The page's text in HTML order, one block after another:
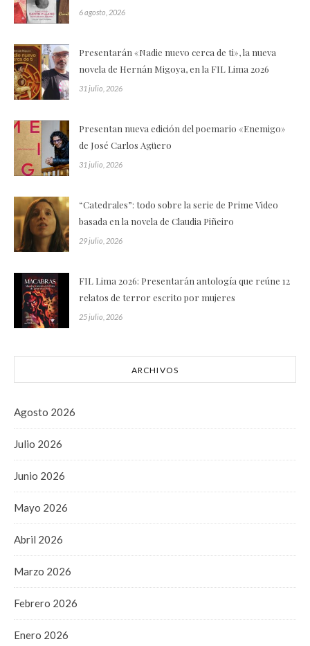
6 agosto, 2026
Presentarán «Nadie nuevo cerca de ti», la nueva
novela de Hernán Migoya, en la FIL Lima 2026
31 julio, 2026
Presentan nueva edición del poemario «Enemigo»
de José Carlos Agüero
31 julio, 2026
“Catedrales”: todo sobre la serie de Prime Video
basada en la novela de Claudia Piñeiro
29 julio, 2026
FIL Lima 2026: Presentarán antología que reúne 12
relatos de terror escrito por mujeres
25 julio, 2026
ARCHIVOS
Agosto 2026
Julio 2026
Junio 2026
Mayo 2026
Abril 2026
Marzo 2026
Febrero 2026
Enero 2026